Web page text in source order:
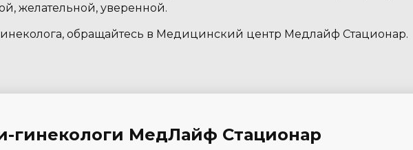
желательной, уверенной.
обращайтесь в Медицинский центр Медлайф Стационар.
гинекологи МедЛайф Стационар